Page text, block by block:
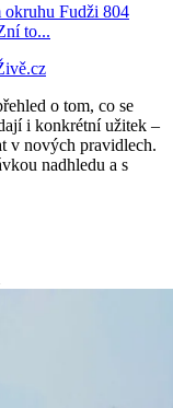
okruhu Fudži 804
to...
o tom, co se
i konkrétní užitek –
v nových pravidlech.
nadhledu a s